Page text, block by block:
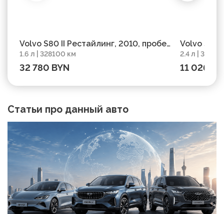
Volvo S80 II Рестайлинг, 2010, пробег
328100 км
1.6 л | 328100 км
32 780 BYN
Volvo S80
2.4 л |
11 026
Статьи про данный авто